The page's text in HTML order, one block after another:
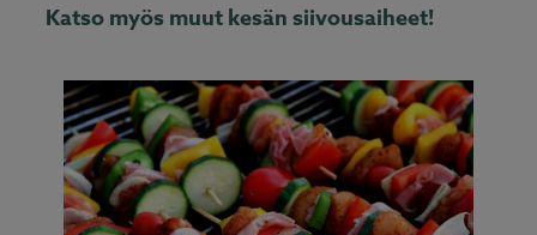
Katso myös muut kesän siivousaiheet!